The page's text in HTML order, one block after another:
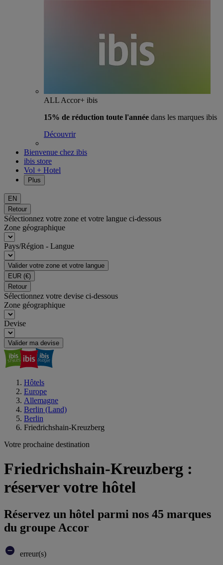
ALL Accor+ ibis
15% de réduction toute l'année dans les marques ibis
Découvrir
Bienvenue chez ibis
ibis store
Vol + Hotel
Plus
EN
Retour
Sélectionnez votre zone et votre langue ci-dessous
Zone géographique
Pays/Région - Langue
Valider votre zone et votre langue
EUR (€)
Retour
Sélectionnez votre devise ci-dessous
Zone géographique
Devise
Valider ma devise
Hôtels
Europe
Allemagne
Berlin (Land)
Berlin
Friedrichshain-Kreuzberg
Votre prochaine destination
Friedrichshain-Kreuzberg :
réserver votre hôtel
Réservez un hôtel parmi nos 45 marques
du groupe Accor
erreur(s)